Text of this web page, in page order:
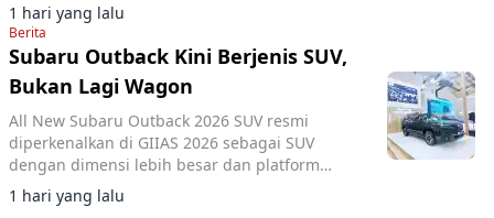
1 hari yang lalu
Berita
Subaru Outback Kini Berjenis SUV,
Bukan Lagi Wagon
All New Subaru Outback 2026 SUV resmi
diperkenalkan di GIIAS 2026 sebagai SUV
dengan dimensi lebih besar dan platform
Subaru Global yang baru.
1 hari yang lalu